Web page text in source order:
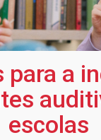
para a
escolas